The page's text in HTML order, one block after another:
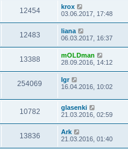
12454
krox
03.06.2017, 17:48
12483
liana
06.03.2017, 16:37
13388
mOLDman
28.09.2016, 14:12
254069
Igr
16.04.2016, 10:02
10782
glasenki
21.03.2016, 02:59
13836
Ark
21.03.2016, 01:40